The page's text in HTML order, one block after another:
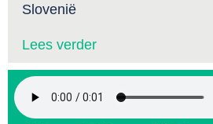
Slovenië
Lees verder